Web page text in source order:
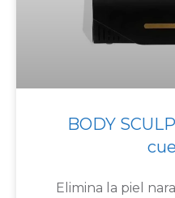
BODY
Elimina la piel